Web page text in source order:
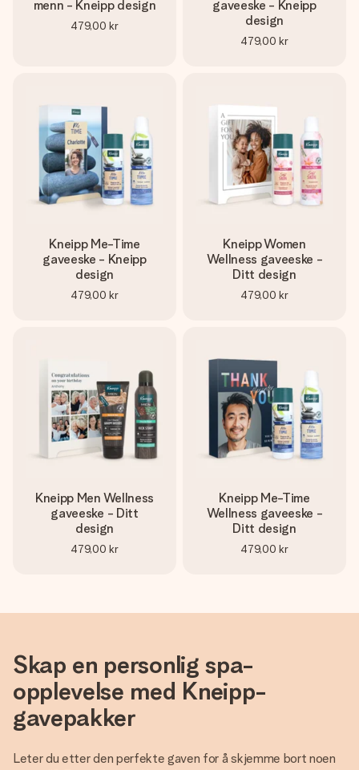
et bilde av dere eller en beskjed som virkelig berører
hjertet. Ikke noe tull, bare masse kjærlighet i øyeblikket.
menn - Kneipp design
479,00 kr
gaveeske - Kneipp
design
479,00 kr
Kneipp Me-Time
gaveeske - Kneipp
design
479,00 kr
Kneipp Women
Wellness gaveeske -
Ditt design
479,00 kr
Kneipp Men Wellness
gaveeske - Ditt
design
479,00 kr
Kneipp Me-Time
Wellness gaveeske -
Ditt design
479,00 kr
Skap en personlig spa-
opplevelse med Kneipp-
gavepakker
Leter du etter den perfekte gaven for å skjemme bort noen